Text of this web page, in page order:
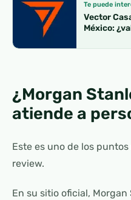
Te puede
Vector
México:
¿Morgan
atiende a
Este es uno de los
review.
En su sitio oficial,